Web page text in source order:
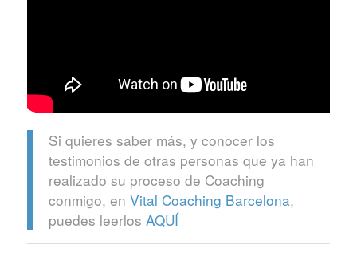
Si quieres saber más, y conocer los
testimonios de otras personas que ya han
realizado su proceso de Coaching
conmigo, en Vital Coaching Barcelona,
puedes leerlos AQUÍ